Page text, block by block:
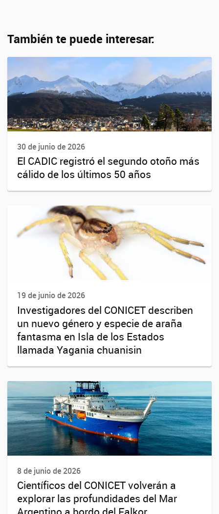
También te puede interesar:
30 de junio de 2026
El CADIC registró el segundo otoño más
cálido de los últimos 50 años
19 de junio de 2026
Investigadores del CONICET describen
un nuevo género y especie de araña
fantasma en Isla de los Estados
llamada Yagania chuanisin
8 de junio de 2026
Científicos del CONICET volverán a
explorar las profundidades del Mar